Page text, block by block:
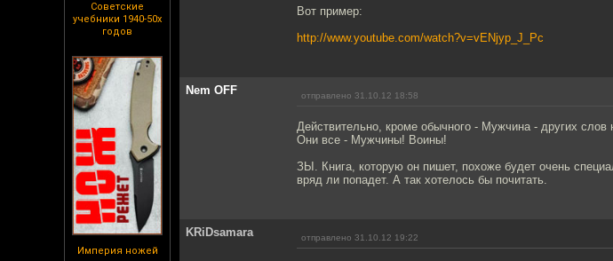
Советские
учебники 1940-50х
годов
Империя ножей
Вот пример:
http://www.youtube.com/watch?v=vENjyp_J_Pc
Nem OFF отправлено 31.10.12 18:58
Действительно, кроме обычного - Мужчина - других слов
Они все - Мужчины! Воины!
ЗЫ. Книга, которую он пишет, похоже будет очень
вряд ли попадет. А так хотелось бы почитать.
KRiDsamara отправлено 31.10.12 19:22